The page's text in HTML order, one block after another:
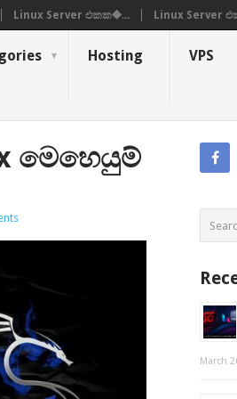
Linux Server එකක�... Linux Server
Hosting VPS
මෙහෙයුම්
March